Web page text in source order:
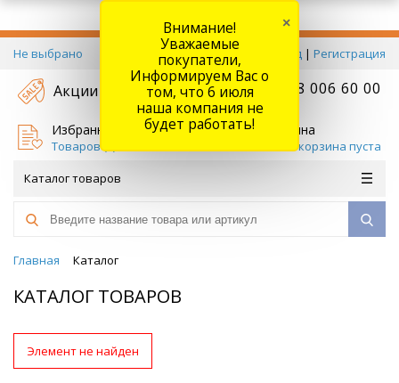
Не выбрано Вход | Регистрация
Акции +7 778 006 60 00
Избранное
Товаров (
Корзина
Ваша корзина пуста
Каталог товаров
Главная Каталог
КАТАЛОГ ТОВАРОВ
Элемент не найден
Внимание!
Уважаемые
покупатели,
Информируем Вас о
том, что 6 июля
наша компания не
будет работать!
×